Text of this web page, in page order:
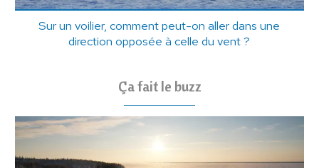
Sur un voilier, comment peut-on aller dans une
direction opposée à celle du vent ?
Ça fait le buzz